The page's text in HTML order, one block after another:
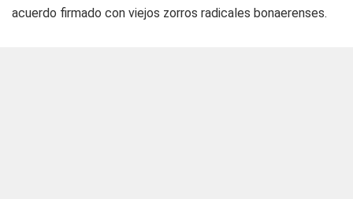
acuerdo firmado con viejos zorros radicales bonaerenses.